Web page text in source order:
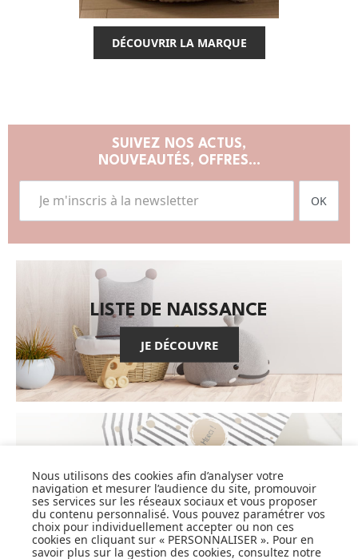
DÉCOUVRIR LA MARQUE
SUIVEZ NOS ACTUS,
NOUVEAUTÉS, OFFRES...
OK
LISTE DE NAISSANCE
JE DÉCOUVRE
JE DÉCOUVRE
Nous utilisons des cookies afin d’analyser votre
navigation et mesurer l’audience du site, promouvoir
ses services sur les réseaux sociaux et vous proposer
du contenu personnalisé. Vous pouvez paramétrer vos
choix pour individuellement accepter ou non ces
cookies en cliquant sur « PERSONNALISER ». Pour en
savoir plus sur la gestion des cookies, consultez notre